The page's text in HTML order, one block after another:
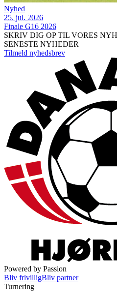
Nyhed
25. jul. 2026
Finale G16 2026
SKRIV DIG OP TIL VORES
SENESTE NYHEDER
Tilmeld nyhedsbrev
Powered by Passion
Bliv frivilligBliv partner
Turnering